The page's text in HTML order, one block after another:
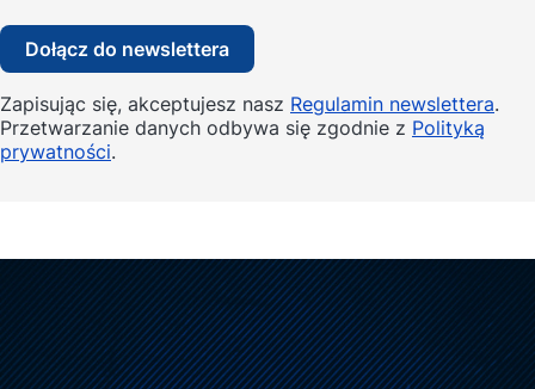
Dołącz do newslettera
Zapisując się, akceptujesz nasz Regulamin newslettera.
Przetwarzanie danych odbywa się zgodnie z Polityką
prywatności.